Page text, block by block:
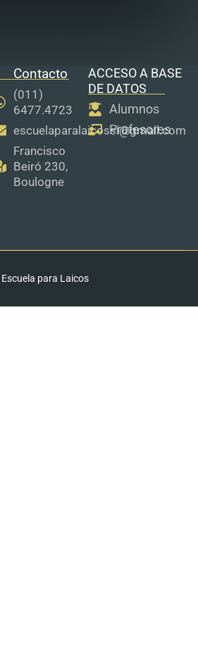
Contacto
(011)
6477.4723
escuelaparalaicossi@gmail.com
Francisco
Beiró 230,
Boulogne
ACCESO A BASE
DE DATOS
Alumnos
Profesores
Escuela para Laicos